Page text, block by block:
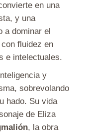
en una
y una
a dominar el
fluidez en
e intelectuales.
y
sobrevolando
hado. Su vida
de Eliza
, la obra